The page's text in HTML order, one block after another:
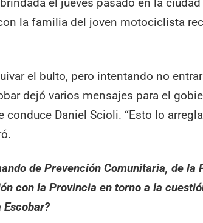
la familia del joven motociclista
el bulto, pero intentando no
dejó varios mensajes para el
conduce Daniel Scioli. “Esto lo
de Prevención Comunitaria, de
con la Provincia en torno a la